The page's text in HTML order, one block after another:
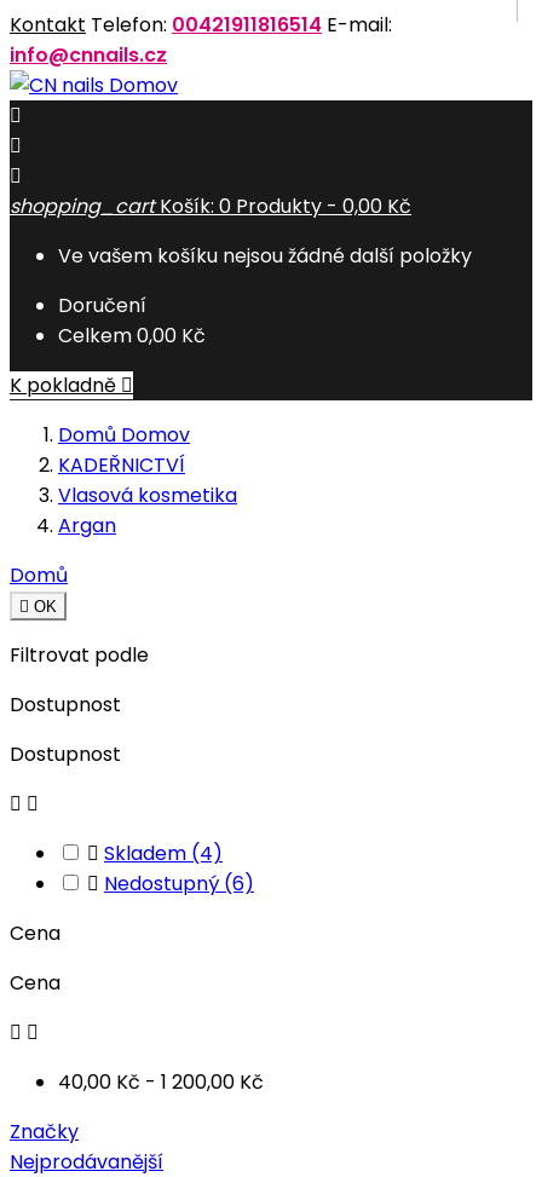
Kontakt Telefon: 00421911816514 E-mail:
info@cnnails.cz
Domov



shopping_cart Košík: 0 Produkty - 0,00 Kč
Ve vašem košíku nejsou žádné další položky
Doručení
Celkem0,00 Kč
K pokladně 
Domů Domov
KADEŘNICTVÍ
Vlasová kosmetika
Argan
Domů
 OK
Filtrovat podle
Dostupnost
Dostupnost
 
 Skladem (4)
 Nedostupný (6)
Cena
Cena
 
40,00 Kč - 1 200,00 Kč
Značky
Nejprodávanější